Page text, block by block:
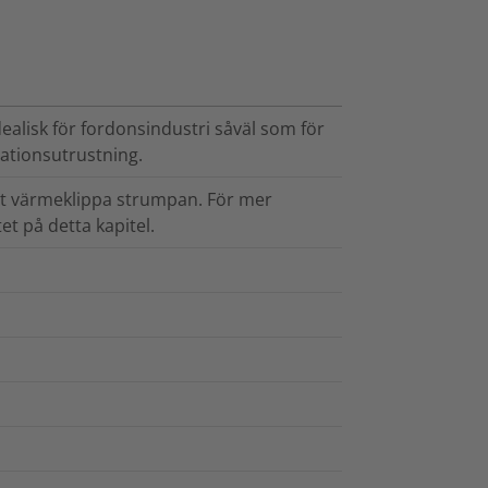
för fordonsindustri såväl som för
värmeklippa strumpan. För mer
på detta kapitel.